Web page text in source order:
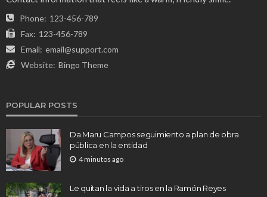
Phone: 123-456-789
Fax: 123-456-789
Email: email@support.com
Website: Bingo Theme
POPULAR POSTS
Da Maru Campos seguimiento a plan de obra
pública en la entidad
4 minutos ago
Le quitan la vida a tiros en la Ramón Reyes